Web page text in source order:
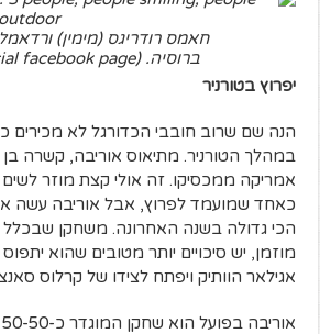
חאמס רודריגס (מימין)
ברוסיה. (Credit to FCF official facebook page)
יפרוץ בטורניר
הנה שם שרוב חובבי הכדורגל לא מכירים
אמריקה ממכסיקו. זה אולי קצת מוזר
כאחד שמועמד לפרוץ, אבל אוריבה עשה
הכי גדולה בשנה האחרונה. משחקן שבכלל
מוזמן, יש סיכויים יותר מטובים שהוא
אגילאר הוותיק ויפתח לצידו של קרלוס